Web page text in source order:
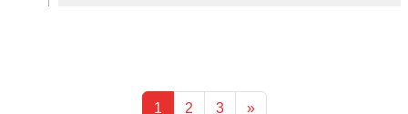
1 2 3 »